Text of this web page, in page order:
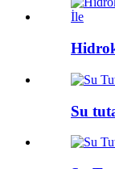
Su